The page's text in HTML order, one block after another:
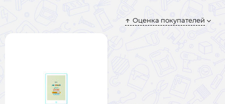
Оценка покупателей